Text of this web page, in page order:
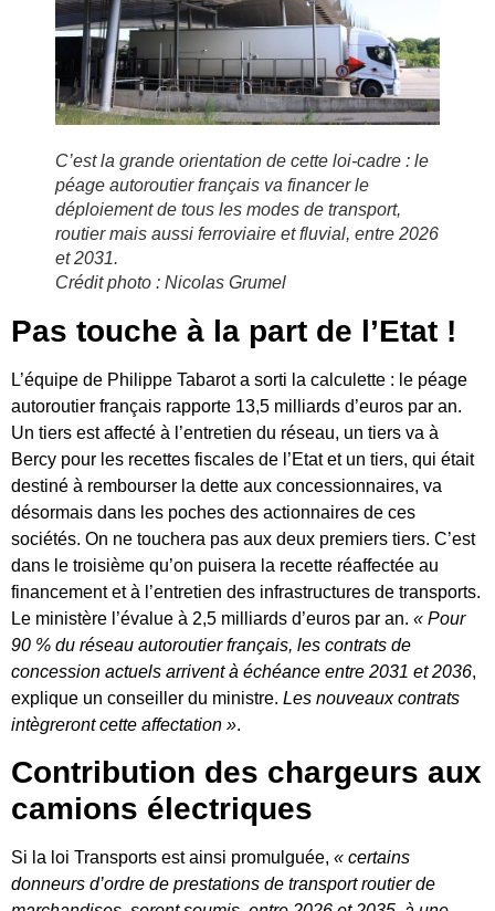
C’est la grande orientation de cette loi-cadre : le
péage autoroutier français va financer le
déploiement de tous les modes de transport,
routier mais aussi ferroviaire et fluvial, entre 2026
et 2031.
Crédit photo : Nicolas Grumel
Pas touche à la part de l’Etat !
L’équipe de Philippe Tabarot a sorti la calculette : le péage
autoroutier français rapporte 13,5 milliards d’euros par an.
Un tiers est affecté à l’entretien du réseau, un tiers va à
Bercy pour les recettes fiscales de l’Etat et un tiers, qui était
destiné à rembourser la dette aux concessionnaires, va
désormais dans les poches des actionnaires de ces
sociétés. On ne touchera pas aux deux premiers tiers. C’est
dans le troisième qu’on puisera la recette réaffectée au
financement et à l’entretien des infrastructures de transports.
Le ministère l’évalue à 2,5 milliards d’euros par an. « Pour
90 % du réseau autoroutier français, les contrats de
concession actuels arrivent à échéance entre 2031 et 2036,
explique un conseiller du ministre. Les nouveaux contrats
intègreront cette affectation ».
Contribution des chargeurs aux
camions électriques
Si la loi Transports est ainsi promulguée, « certains
donneurs d’ordre de prestations de transport routier de